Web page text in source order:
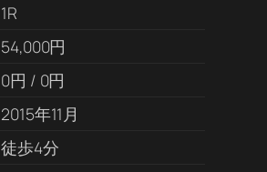
1R
54,000円
0円 / 0円
2015年11月
徒歩4分